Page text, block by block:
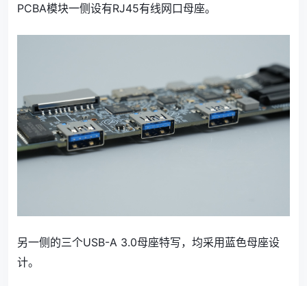
PCBA模块一侧设有RJ45有线网口母座。
另一侧的三个USB-A 3.0母座特写，均采用蓝色母座设
计。